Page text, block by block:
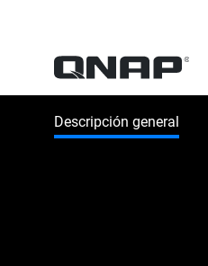
Descripción general